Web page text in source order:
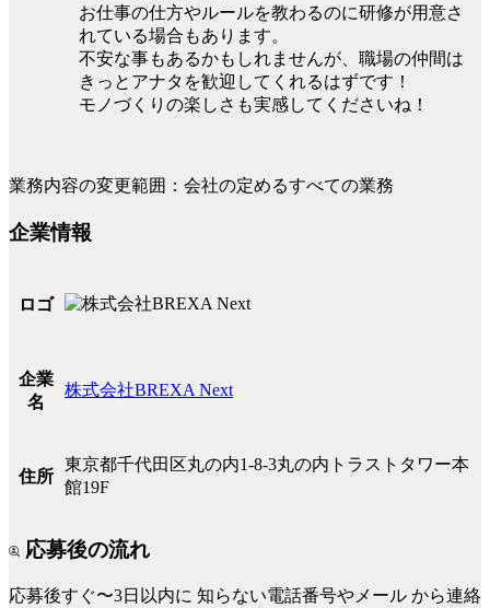
お仕事の仕方やルールを教わるのに研修が用意さ
れている場合もあります。
不安な事もあるかもしれませんが、職場の仲間は
きっとアナタを歓迎してくれるはずです！
モノづくりの楽しさも実感してくださいね！
業務内容の変更範囲：会社の定めるすべての業務
企業情報
ロゴ
企業
名
株式会社BREXA Next
住所
東京都千代田区丸の内1-8-3丸の内トラストタワー本
館19F
応募後の流れ
応募後すぐ〜3日以内に 知らない電話番号やメール から連絡